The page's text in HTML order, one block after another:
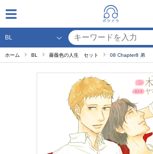
ホーム BL 薔薇色の人生 セット 08 Chapter8 弟